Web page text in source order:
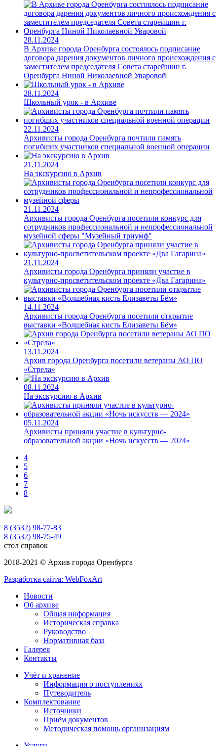
28.11.2024
В Архиве города Оренбурга состоялось подписание
договора дарения документов личного происхождения с
заместителем председателя Совета старейшин г.
Оренбурга Ниной Николаевной Уваровой
28.11.2024
Школьный урок - в Архиве
22.11.2024
Архивисты города Оренбурга почтили память
погибших участников специальной военной операции
21.11.2024
На экскурсию в Архив
21.11.2024
Архивисты города Оренбурга посетили конкурс для
сотрудников профессиональной и непрофессиональной
музейной сферы "Музейный триумф"
21.11.2024
Архивисты города Оренбурга приняли участие в
культурно-просветительском проекте «Два Гагарина»
14.11.2024
Архивисты города Оренбурга посетили открытие
выставки «Волшебная кисть Елизаветы Бём»
13.11.2024
Архив города Оренбурга посетили ветераны АО ПО
«Стрела»
08.11.2024
На экскурсию в Архив
05.11.2024
Архивисты приняли участие в культурно-
образовательной акции «Ночь искусств — 2024»
4
5
6
7
8
8 (3532) 98-77-83
8 (3532) 98-75-49
стол справок
2018-2021 © Архив города Оренбурга
Разработка сайта: WebFoxArt
Новости
Об архиве
Общая информация
Историческая справка
Руководство
Нормативная база
Галерея
Контакты
Учёт и хранение
Информация о поступлениях
Путеводитель
Комплектование
Источники
Приём документов
Методическая помощь организациям